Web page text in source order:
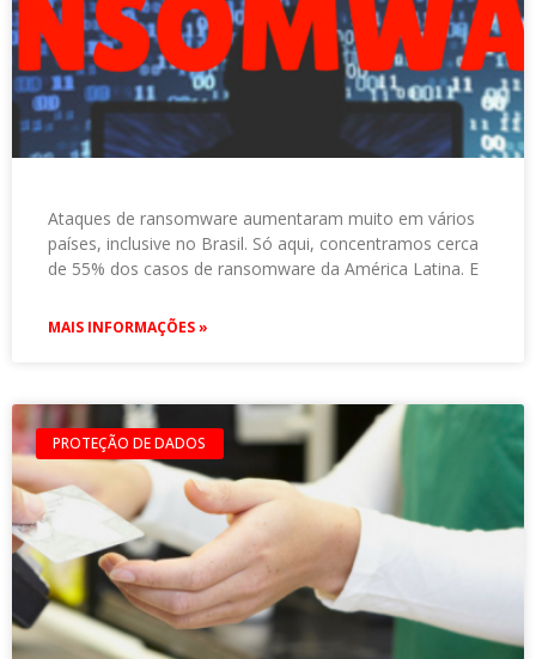
Ataques de ransomware aumentaram muito em vários
países, inclusive no Brasil. Só aqui, concentramos cerca
de 55% dos casos de ransomware da América Latina. E
MAIS INFORMAÇÕES »
PROTEÇÃO DE DADOS